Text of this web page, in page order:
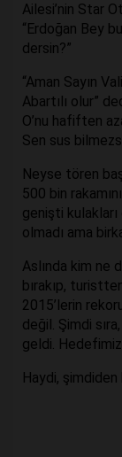
Ailesi’nin Star
“Erdoğan Bey
dersin?”
“Aman Sayın
Abartılı olur”
O’nu hafiften
Sen sus
Neyse tören
500 bin
genişti kulakları
olmadı ama
Aslında kim ne
bırakıp,
2015’lerin
değil. Şimdi
geldi.
Haydi, şimdiden